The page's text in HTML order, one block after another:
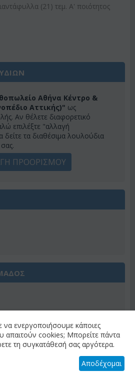
(21) τεμ. Α' ποιότητος
Αθήνα Κέντρο &
Αττικής)" ως
Αν θέλετε διαφορετικό
επιλέξτε "αλλαγή
τα διαθέσιμα λουλούδια
ΠΡΟΟΡΙΣΜΟΥ
Έκπτωση 22%
ενεργοποιήσουμε κάποιες
απαιτούν cookies; Μπορείτε πάντα
τη συγκατάθεσή σας αργότερα.
Αποδέχομαι